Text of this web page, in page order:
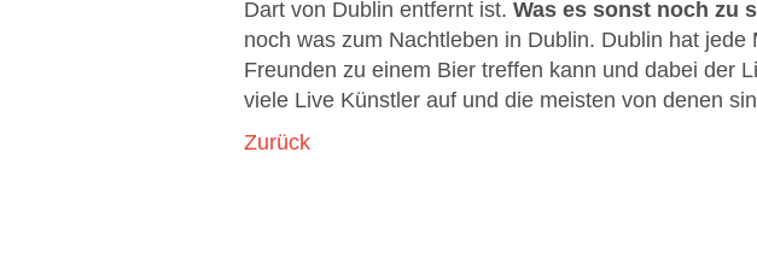
Dart von Dublin entfernt ist. Was es sonst noch zu
noch was zum Nachtleben in Dublin. Dublin hat
Freunden zu einem Bier treffen kann und dabei der
viele Live Künstler auf und die meisten von denen
Zurück